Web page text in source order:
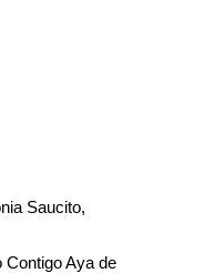
Saucito,
Aya de